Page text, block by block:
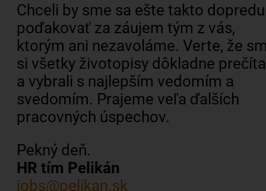
Chceli by sme sa ešte takto dopredu
poďakovať za záujem tým z vás,
ktorým ani nezavoláme. Verte, že
si všetky životopisy dôkladne
a vybrali s najlepším vedomím a
svedomím. Prajeme veľa ďalších
pracovných úspechov.
Pekný deň.
HR tím Pelikán
jobs@pelikan.sk